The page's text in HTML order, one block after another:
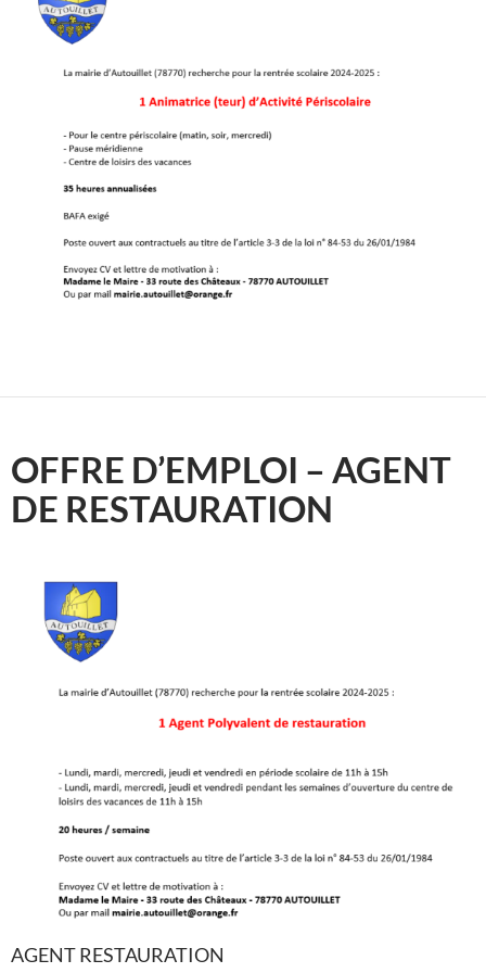
OFFRE D’EMPLOI – AGENT
DE RESTAURATION
AGENT RESTAURATION